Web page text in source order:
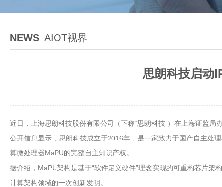
NEWS AIOT视界
思朗科技启动
近日，上海思朗科技股份有限公司（下称“思朗科技”）在上海证监局
公开信息显示，思朗科技成立于2016年，是一家致力于国产自主处
算微处理器MaPU的完整自主知识产权。
据介绍，MaPU架构是基于“软件定义硬件”理念实现的可重构芯片
计算架构领域的一次创新发明。